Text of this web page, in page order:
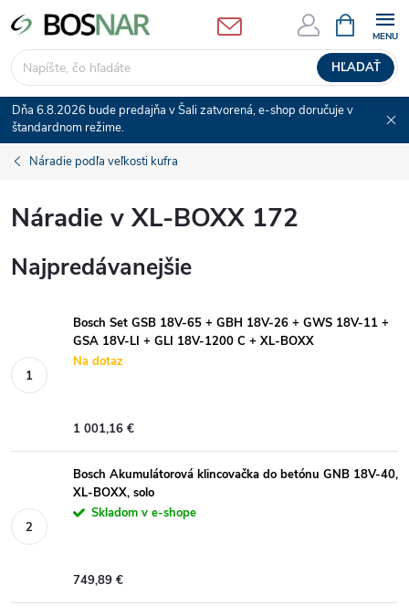
Prejsť
na
obsah
HĽADAŤ
KOŠÍK
Dňa 6.8.2026 bude predajňa v Šali zatvorená, e-shop doručuje v
štandardnom režime.
Náradie podľa veľkosti kufra
Náradie v XL-BOXX 172
Najpredávanejšie
Bosch Set GSB 18V-65 + GBH 18V-26 + GWS 18V-11 +
GSA 18V-LI + GLI 18V-1200 C + XL-BOXX
Na dotaz
1 001,16 €
Bosch Akumulátorová klincovačka do betónu GNB 18V-40,
XL-BOXX, solo
Skladom v e-shope
749,89 €